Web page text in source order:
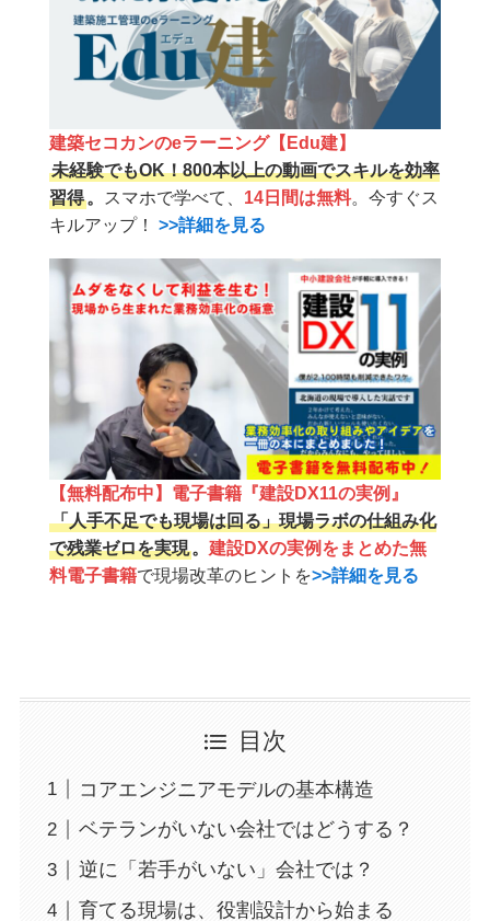
建築セコカンのeラーニング【Edu建】
未経験でもOK！800本以上の動画でスキルを効率
習得。 スマホで学べて、 14日間は無料。今すぐス
キルアップ！ >>詳細を見る
【無料配布中】電子書籍『建設DX11の実例』
「人手不足でも現場は回る」現場ラボの仕組み化
で残業ゼロを実現。 建設DXの実例をまとめた無
料電子書籍で現場改革のヒントを>>詳細を見る
目次
コアエンジニアモデルの基本構造
ベテランがいない会社ではどうする？
逆に「若手がいない」会社では？
育てる現場は、役割設計から始まる